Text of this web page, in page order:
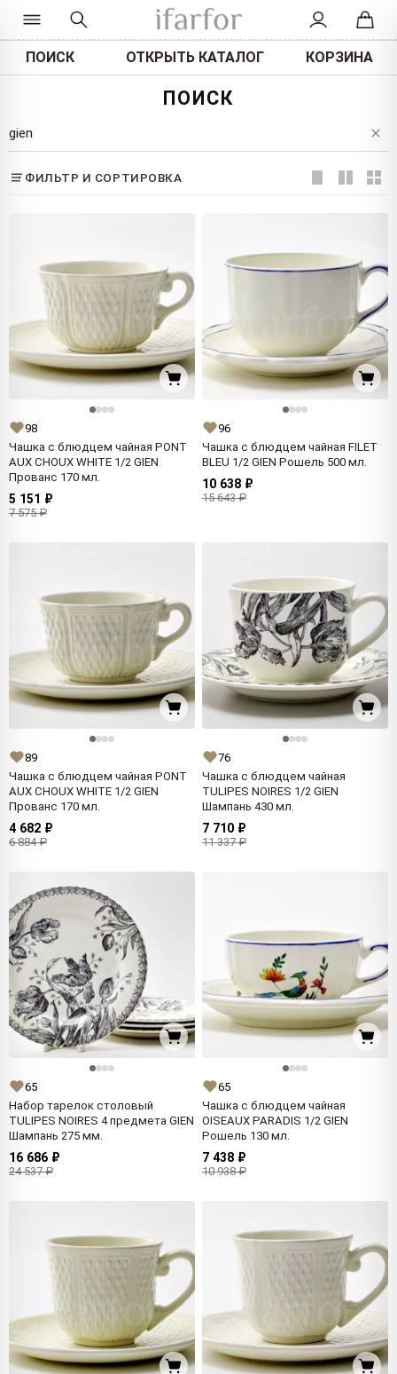
ПОИСК ОТКРЫТЬ КАТАЛОГ КОРЗИНА
ПОИСК
ФИЛЬТР И СОРТИРОВКА
98
Чашка с блюдцем чайная PONT
AUX CHOUX WHITE 1/2 GIEN
Прованс 170 мл.
5 151 ₽
7 575 ₽
96
Чашка с блюдцем чайная FILET
BLEU 1/2 GIEN Рошель 500 мл.
10 638 ₽
15 643 ₽
89
Чашка с блюдцем чайная PONT
AUX CHOUX WHITE 1/2 GIEN
Прованс 170 мл.
4 682 ₽
6 884 ₽
76
Чашка с блюдцем чайная
TULIPES NOIRES 1/2 GIEN
Шампань 430 мл.
7 710 ₽
11 337 ₽
65
Набор тарелок столовый
TULIPES NOIRES 4 предмета GIEN
Шампань 275 мм.
16 686 ₽
24 537 ₽
65
Чашка с блюдцем чайная
OISEAUX PARADIS 1/2 GIEN
Рошель 130 мл.
7 438 ₽
10 938 ₽